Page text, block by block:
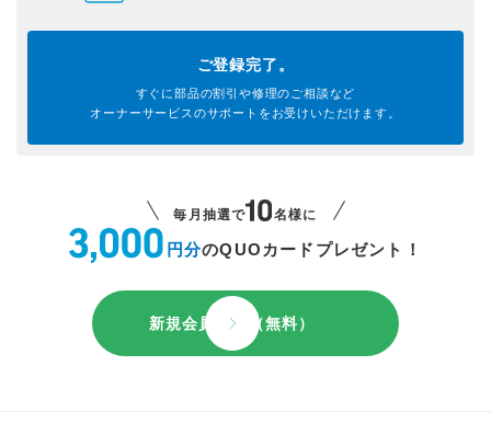
ご登録完了。
すぐに部品の割引や修理のご相談など
オーナーサービスのサポートを お受けいただけます。
毎月抽選で 名様に
円分のQUOカードプレゼント！
新規会員登録（無料）